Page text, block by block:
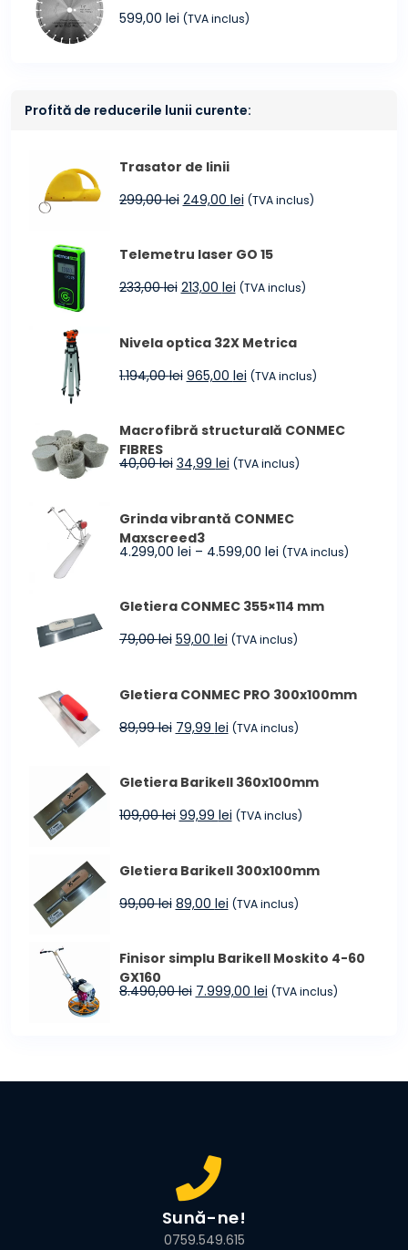
599,00 lei (TVA inclus)
Profită de reducerile lunii curente:
Trasator de linii
299,00lei Prețul
fost:
249,00 leiPrețul
249,00 lei.
(TVA inclus)
Telemetru laser GO 15
233,00lei Prețul
fost:
213,00 leiPrețul
213,00 lei.
(TVA inclus)
Nivela optica 32X Metrica
1.194,00lei Prețul
fost:
965,00 leiPrețul
965,00 lei.
(TVA inclus)
Macrofibră structurală CONMEC
FIBRES
40,00lei Prețul
fost:
40,00 lei.
34,99 leiPrețul
34,99 lei.
(TVA inclus)
Grinda vibrantă CONMEC
Maxscreed3
4.299,00 lei – 4.599,00 leiInterval
4.299,00 lei
la
(TVA inclus)
Gletiera CONMEC 355×114 mm
79,00lei Prețul
fost:
59,00 leiPrețul
59,00 lei.
(TVA inclus)
Gletiera CONMEC PRO 300x100mm
89,99lei Prețul
fost:
79,99 leiPrețul
79,99 lei.
(TVA inclus)
Gletiera Barikell 360x100mm
109,00lei Prețul
fost:
99,99 leiPrețul
99,99 lei.
(TVA inclus)
Gletiera Barikell 300x100mm
99,00lei Prețul
fost:
89,00 leiPrețul
89,00 lei.
(TVA inclus)
Finisor simplu Barikell Moskito 4-60
GX160
8.490,00lei Prețul
7.999,00 leiPrețul
(TVA inclus)
Sună-ne!
0759.549.615